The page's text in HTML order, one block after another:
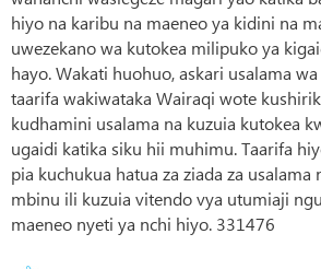
hiyo na karibu na maeneo ya kidini na
uwezekano wa kutokea milipuko ya
hayo. Wakati huohuo, askari usalama
taarifa wakiwataka Wairaqi wote
kudhamini usalama na kuzuia kutokea
ugaidi katika siku hii muhimu. Taarifa
pia kuchukua hatua za ziada za usalama
mbinu ili kuzuia vitendo vya utumiaji
maeneo nyeti ya nchi hiyo. 331476